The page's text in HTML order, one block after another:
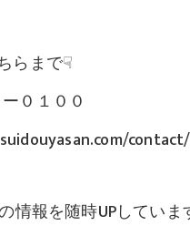
らまで☟
０１００
contact/
情報を随時UPしていま